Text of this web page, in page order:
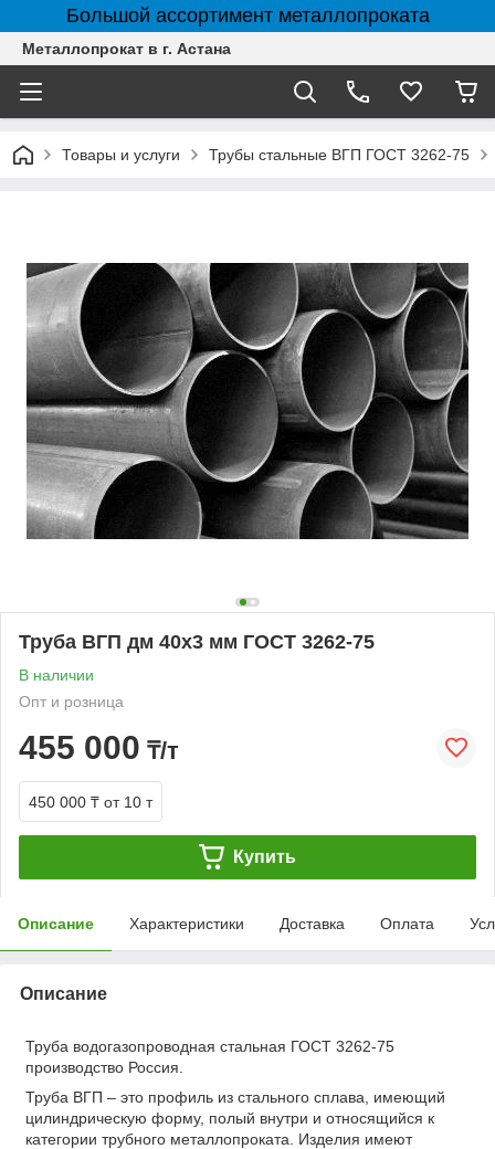
Большой ассортимент металлопроката
Металлопрокат в г. Астана
Товары и услуги Трубы стальные ВГП ГОСТ 3262-75
Труба ВГП дм 40х3 мм ГОСТ 3262-75
В наличии
Опт и розница
455 000 ₸/т
450 000 ₸ от 10 т
Купить
Описание Характеристики Доставка Оплата
Описание
Труба водогазопроводная стальная ГОСТ 3262-75
производство Россия.
Труба ВГП – это профиль из стального сплава, имеющий
цилиндрическую форму, полый внутри и относящийся к
категории трубного металлопроката. Изделия имеют